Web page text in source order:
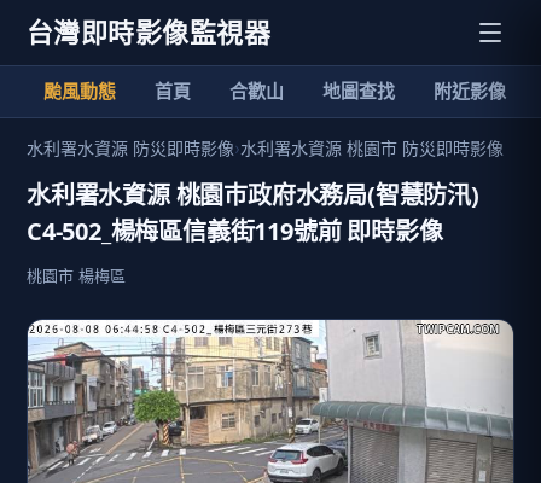
台灣即時影像監視器
颱風動態 首頁 合歡山 地圖查找 附近影像
水利署水資源 防災即時影像›水利署水資源 桃園市 防災即時影像
水利署水資源 桃園巿政府水務局(智慧防汛)
C4-502_楊梅區信義街119號前 即時影像
桃園市 楊梅區